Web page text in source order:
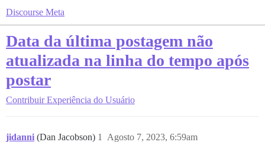
Discourse Meta
Data da última postagem não
atualizada na linha do tempo após
postar
Contribuir Experiência do Usuário
jidanni (Dan Jacobson) Agosto 7, 2023, 6:59am
1